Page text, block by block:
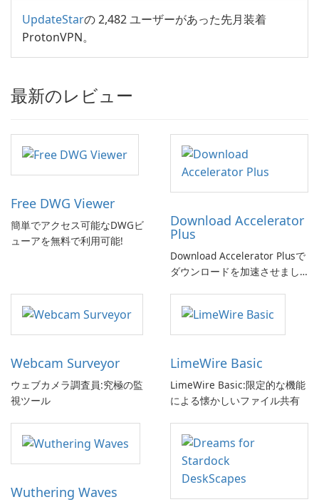
UpdateStarの 2,482 ユーザーがあった先月装着
ProtonVPN。
最新のレビュー
Free DWG Viewer
簡単でアクセス可能なDWGビ
ューアを無料で利用可能!
Download Accelerator
Plus
Download Accelerator Plusで
ダウンロードを加速させまし
Webcam Surveyor
ウェブカメラ調査員:究極の監
視ツール
LimeWire Basic
LimeWire Basic:限定的な機能
による懐かしいファイル共有
Wuthering Waves